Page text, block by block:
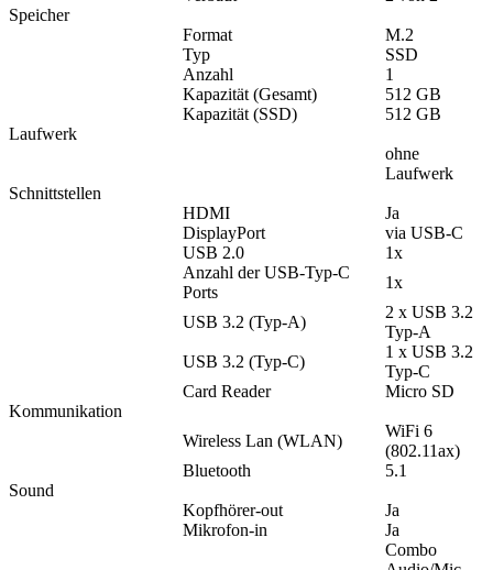
Speicher
Format
M.2
Typ
SSD
Anzahl
1
Kapazität (Gesamt)
512 GB
Kapazität (SSD)
512 GB
Laufwerk
ohne
Laufwerk
Schnittstellen
HDMI
Ja
DisplayPort
via USB-C
USB 2.0
1x
Anzahl der USB-Typ-C
Ports
1x
USB 3.2 (Typ-A)
2 x USB 3.2
Typ-A
USB 3.2 (Typ-C)
1 x USB 3.2
Typ-C
Card Reader
Micro SD
Kommunikation
Wireless Lan (WLAN)
WiFi 6
(802.11ax)
Bluetooth
5.1
Sound
Kopfhörer-out
Ja
Mikrofon-in
Ja
Combo